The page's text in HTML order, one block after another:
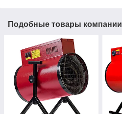
Подобные товары компании